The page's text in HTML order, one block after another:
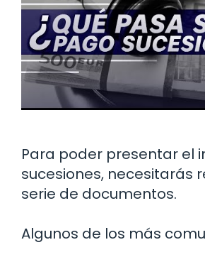
Para poder presentar el
sucesiones, necesitarás
serie de documentos.
Algunos de los más